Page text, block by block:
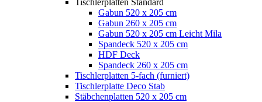
Tischlerplatten Standard
Gabun 520 x 205 cm
Gabun 260 x 205 cm
Gabun 520 x 205 cm Leicht Mila
Spandeck 520 x 205 cm
HDF Deck
Spandeck 260 x 205 cm
Tischlerplatten 5-fach (furniert)
Tischlerplatte Deco Stab
Stäbchenplatten 520 x 205 cm